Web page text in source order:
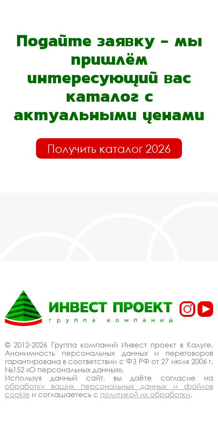
Подайте заявку - мы
пришлём
интересующий вас
каталог с
актуальными ценами
Получить каталог 2026
© 2012-2026 Группа компаний Инвест проект в Калуге.
Анонимность персональных данных и переговоров
гарантирована в соответствии с ФЗ РФ от 27 июля 2006 г.
№152 «О персональных данных».
Используя данный сайт, вы даёте согласие на
обработку ваших персональных данных и файлов
cookie и соглашаетесь с политикой их обработки.